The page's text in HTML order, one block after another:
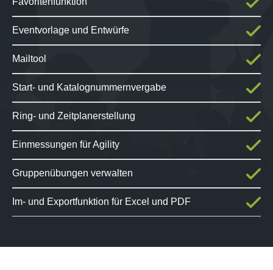
Eventvorlage und Entwürfe
Mailtool
Start- und Katalognummernvergabe
Ring- und Zeitplanerstellung
Einmessungen für Agility
Gruppenübungen verwalten
Im- und Exportfunktion für Excel und PDF